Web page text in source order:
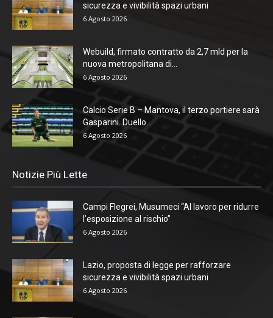
sicurezza e vivibilità spazi urbani
6 Agosto 2026
Webuild, firmato contratto da 2,7 mld per la
nuova metropolitana di...
6 Agosto 2026
Calcio Serie B – Mantova, il terzo portiere sarà
Gasparini. Duello...
6 Agosto 2026
Notizie Più Lette
Campi Flegrei, Musumeci “Al lavoro per ridurre
l’esposizione al rischio”
6 Agosto 2026
Lazio, proposta di legge per rafforzare
sicurezza e vivibilità spazi urbani
6 Agosto 2026